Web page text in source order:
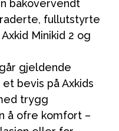
bakovervendt
fullutstyrte
Minikid 2 og
gjeldende
bevis på Axkids
trygg
å ofre komfort –